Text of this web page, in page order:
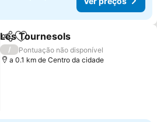
PartilharAdicionar aos favoritos
Les Tournesols
/
Pontuação não disponível
a 0.1 km de Centro da cidade